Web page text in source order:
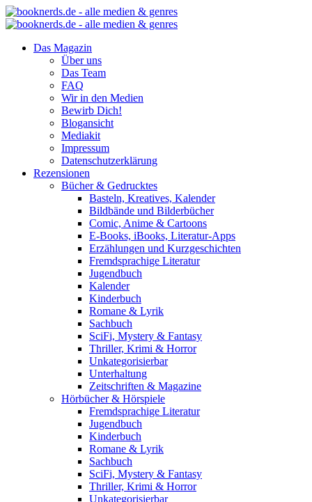
Das Magazin
Über uns
Das Team
FAQ
Wir in den Medien
Bewirb Dich!
Blogansicht
Mediakit
Impressum
Datenschutzerklärung
Rezensionen
Bücher & Gedrucktes
Basteln, Kreatives, Kalender
Bildbände und Bilderbücher
Comic, Anime & Cartoons
E-Books, iBooks, Literatur-Apps
Erzählungen und Kurzgeschichten
Fremdsprachige Literatur
Jugendbuch
Kalender
Kinderbuch
Romane & Lyrik
Sachbuch
SciFi, Mystery & Fantasy
Thriller, Krimi & Horror
Unkategorisierbar
Unterhaltung
Zeitschriften & Magazine
Hörbücher & Hörspiele
Fremdsprachige Literatur
Jugendbuch
Kinderbuch
Romane & Lyrik
Sachbuch
SciFi, Mystery & Fantasy
Thriller, Krimi & Horror
Unkategorisierbar